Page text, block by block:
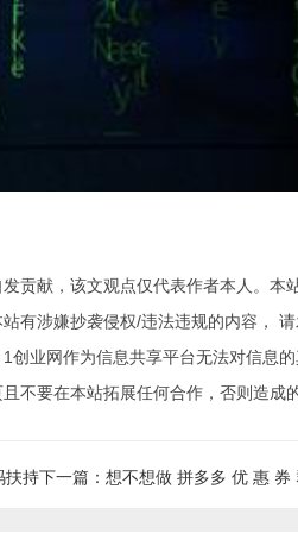
发贡献，该文观点仅代表作者本人。
有涉嫌抄袭侵权/违法违规的内容，
1创业网作为信息共享平台无法对信息
不要在本站拓展任何合作，否则造成
扶持下一篇：想不想做 拼多多 优 惠 券